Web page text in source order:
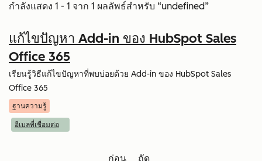
กำลังแสดง 1 - 1 จาก 1 ผลลัพธ์สำหรับ “undefined”
แก้ไขปัญหา Add-in ของ HubSpot Sales
Office 365
เรียนรู้วิธีแก้ไขปัญหาที่พบบ่อยด้วย Add-in ของ HubSpot Sales
Office 365
ฐานความรู้
อีเมลที่เชื่อมต่อ
ก่อน
ถัด